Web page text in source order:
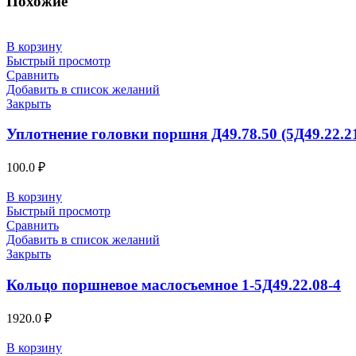
В корзину
Быстрый просмотр
Сравнить
Добавить в список желаний
Закрыть
Уплотнение головки поршня Д49.78.50
100.0 ₽
В корзину
Быстрый просмотр
Сравнить
Добавить в список желаний
Закрыть
Кольцо поршневое маслосъемное 1-5Д49.22.08-4
1920.0 ₽
В корзину